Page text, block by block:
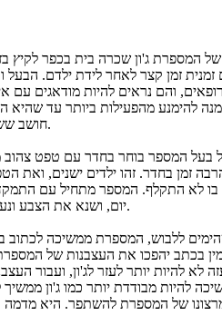
המספרת ג'ון שכרה בית בכפר לקיץ
זמנית זמן קצר לאחר לידת ילדם.
והם נראים להיות מודאגים עם
להימנע מהפעילות ביותר עד שהיא
חושב ששינוי והתרגשות יעשה לה טוב.
בעל המספר בוחר בחדר עם טפט צהוב
זמן בחדר. זהו ילדים ישנים, ואת
בו לא התקלף. המספר מתחיל עם
יום, ושנא את הצבע ונעשה כמעט כועסים על הדפוס.
ללבוש, המספרת ממשיכה לכתוב
בכתב יהפכו את העצבנות של
לא להיות יותר לעזר לג'ון, ועבור
להיות מבודדת יותר כמו ג'ון
של המספרת להשתפר. היא מדמה